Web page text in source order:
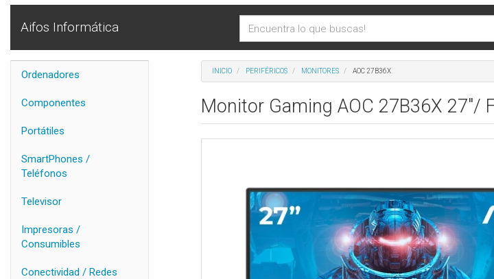
Aifos Informática
Ordenadores
Componentes
Portátiles
SmartPhones /
Teléfonos
Televisor
Impresoras /
Consumibles
Conectividad / Redes
INICIO PERIFÉRICOS MONITORES AOC 27B36X
Monitor Gaming AOC 27B36X